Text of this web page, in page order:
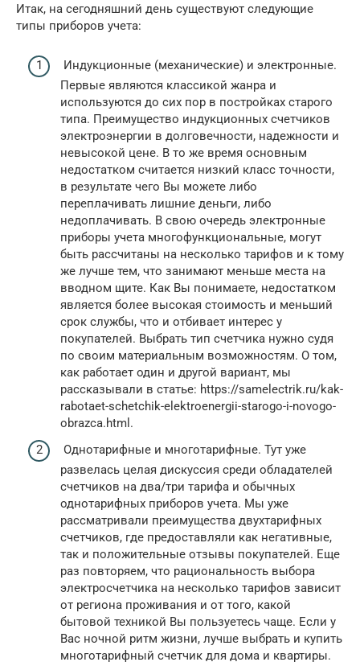
Итак, на сегодняшний день существуют следующие
типы приборов учета:
Индукционные (механические) и электронные.
Первые являются классикой жанра и
используются до сих пор в постройках старого
типа. Преимущество индукционных счетчиков
электроэнергии в долговечности, надежности и
невысокой цене. В то же время основным
недостатком считается низкий класс точности,
в результате чего Вы можете либо
переплачивать лишние деньги, либо
недоплачивать. В свою очередь электронные
приборы учета многофункциональные, могут
быть рассчитаны на несколько тарифов и к тому
же лучше тем, что занимают меньше места на
вводном щите. Как Вы понимаете, недостатком
является более высокая стоимость и меньший
срок службы, что и отбивает интерес у
покупателей. Выбрать тип счетчика нужно судя
по своим материальным возможностям. О том,
как работает один и другой вариант, мы
рассказывали в статье: https://samelectrik.ru/kak-
rabotaet-schetchik-elektroenergii-starogo-i-novogo-
obrazca.html.
Однотарифные и многотарифные. Тут уже
развелась целая дискуссия среди обладателей
счетчиков на два/три тарифа и обычных
однотарифных приборов учета. Мы уже
рассматривали преимущества двухтарифных
счетчиков, где предоставляли как негативные,
так и положительные отзывы покупателей. Еще
раз повторяем, что рациональность выбора
электросчетчика на несколько тарифов зависит
от региона проживания и от того, какой
бытовой техникой Вы пользуетесь чаще. Если у
Вас ночной ритм жизни, лучше выбрать и купить
многотарифный счетчик для дома и квартиры.